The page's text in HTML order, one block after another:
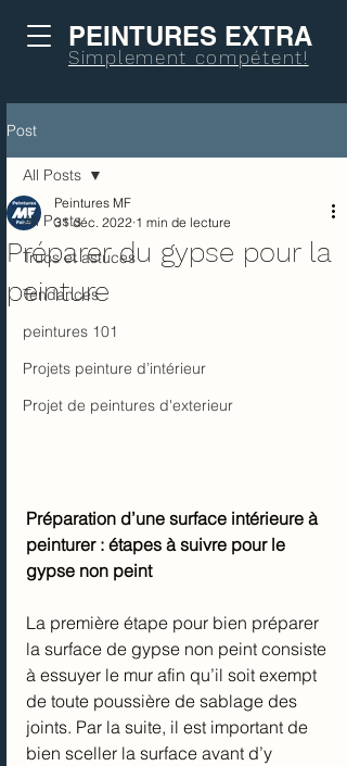
PEINTURES EXTRA
Simplement compétent!
Post
All Posts
Trucs et astuces
Tendances
peintures 101
Projets peinture d’intérieur
Projet de peintures d'exterieur
All Posts
Préparer du gypse pour la
peinture
Peintures MF
31 déc. 2022 1 min de lecture
Préparation d’une surface intérieure à
peinturer : étapes à suivre pour le
gypse non peint
La première étape pour bien préparer
la surface de gypse non peint consiste
à essuyer le mur afin qu’il soit exempt
de toute poussière de sablage des
joints. Par la suite, il est important de
bien sceller la surface avant d’y